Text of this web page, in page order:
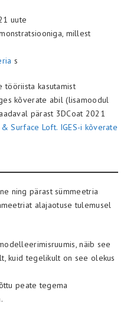
uute
millest
s
tööriista kasutamist
kõverate abil (lisamoodul
pärast 3DCoat 2021
Surface Loft. IGES-i kõverate
ning pärast sümmeetria
alajaotuse tulemusel
näib see
kuid tegelikult on see olekus
peate tegema